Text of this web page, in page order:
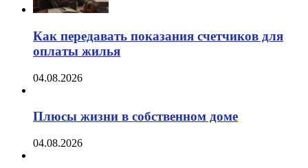
Как передавать показания счетчиков для
оплаты жилья
04.08.2026
Плюсы жизни в собственном доме
04.08.2026